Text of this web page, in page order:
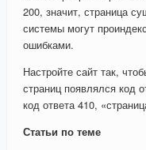
200, значит, страница
системы могут
ошибками.
Настройте сайт так,
страниц появлялся код
код ответа 410,
Статьи по теме